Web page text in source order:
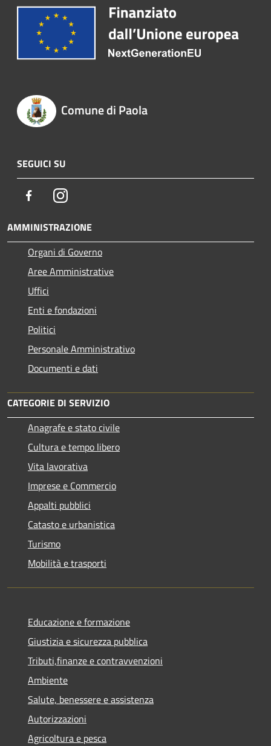
Comune di Paola
SEGUICI SU
FacebookInstagram
AMMINISTRAZIONE
Organi di Governo
Aree Amministrative
Uffici
Enti e fondazioni
Politici
Personale Amministrativo
Documenti e dati
CATEGORIE DI SERVIZIO
Anagrafe e stato civile
Cultura e tempo libero
Vita lavorativa
Imprese e Commercio
Appalti pubblici
Catasto e urbanistica
Turismo
Mobilità e trasporti
Educazione e formazione
Giustizia e sicurezza pubblica
Tributi,finanze e contravvenzioni
Ambiente
Salute, benessere e assistenza
Autorizzazioni
Agricoltura e pesca